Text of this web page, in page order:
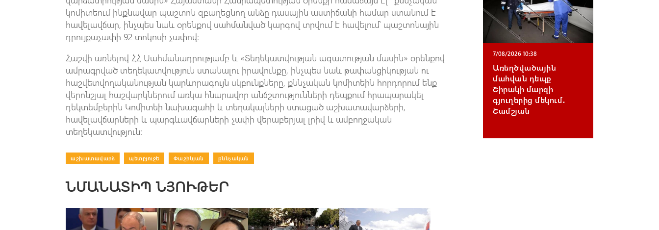
կոմիտեում ինքնավար պաշտոն զբաղեցնող անձը դասային աստիճանի համար ստանում է
հավելավճար, ինչպես նաև օրենքով սահմանված կարգով տրվում է հավելում՝ պաշտոնային
դրույքաչափի 92 տոկոսի չափով:
Հաշվի առնելով ՀՀ Սահմանադրությամբ և «Տեղեկատվության ազատության մասին» օրենքով
ամրագրված տեղեկատվություն ստանալու իրավունքը, ինչպես նաև թափանցիկության ու
հաշվետվողականության կարևորագույն սկբունքները, քննչական կոմիտեին հորդորում ենք
վերոնշյալ հաշվարկներում առկա հնարավոր անճշտությունների դեպքում հրապարակել
դեկտեմբերին Կոմիտեի նախագահի և տեղակալների ստացած աշխատավարձերի,
հավելավճարների և պարգևավճարների չափի վերաբերյալ լրիվ և ամբողջական
տեղեկատվություն:
աշխատավարձ պետբյուջե Փաշինյան քննչական
ՆՄԱՆԱՏԻՊ ՆՅՈՒԹԵՐ
7/08/2026 10:38
Առեղծվածային
մահվան դեպք
Շիրակի մարզի
գյուղերից մեկում․
Շամշյան